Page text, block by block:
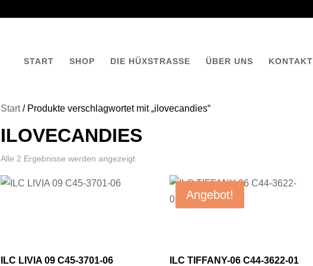
START SHOP DIE HÜXSTRASSE ÜBER UNS KONTAKT
Start/ Produkte verschlagwortet mit „ilovecandies“
ILOVECANDIES
Alle 2 Ergebnisse werden angezeigt
ILC LIVIA 09 C45-3701-06
Angebot!
ILC TIFFANY-06 C44-3622-01